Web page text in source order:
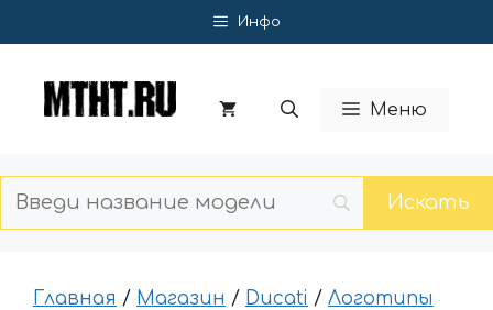
к
Инфо
Меню
Главная / Магазин / Ducati / Логотипы